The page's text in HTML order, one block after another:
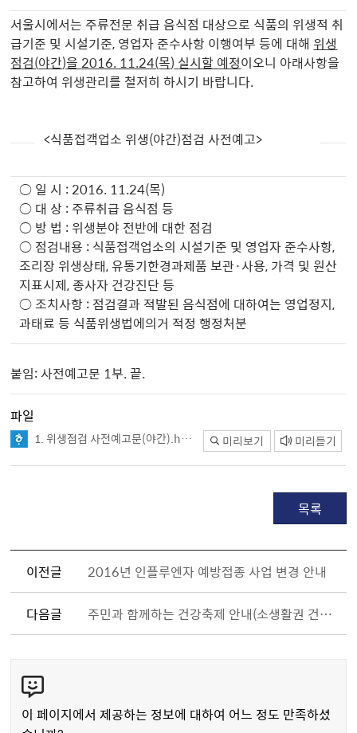
서울시에서는 주류전문 취급 음식점 대상으로 식품의 위생적 취
급기준 및 시설기준, 영업자 준수사항 이행여부 등에 대해 위생
점검(야간)을 2016. 11.24(목) 실시할 예정이오니 아래사항을
참고하여 위생관리를 철저히 하시기 바랍니다.
<식품접객업소 위생(야간)점검 사전예고>
○ 일 시 : 2016. 11.24(목)
○ 대 상 : 주류취급 음식점 등
○ 방 법 : 위생분야 전반에 대한 점검
○ 점검내용 : 식품접객업소의 시설기준 및 영업자 준수사항,
조리장 위생상태, 유통기한경과제품 보관·사용, 가격 및 원산
지표시제, 종사자 건강진단 등
○ 조치사항 : 점검결과 적발된 음식점에 대하여는 영업정지,
과태료 등 식품위생법에의거 적정 행정처분
붙임: 사전예고문 1부. 끝.
파일
1. 위생점검 사전예고문(야간).hwp 미리보기 미리듣기
목록
이전글 2016년 인플루엔자 예방접종 사업 변경 안내
다음글 주민과 함께하는 건강축제 안내(소생활권 건강생태계사업)
텐
츠
만
이 페이지에서 제공하는 정보에 대하여 어느 정도 만족하셨